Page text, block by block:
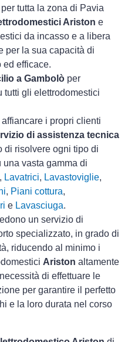
tutta la zona di Pavia
Ariston e
da incasso e a libera
per la sua capacità di
ed efficace.
a Gambolò per
tutti gli elettrodomestici
i propri clienti
di assistenza tecnica
di risolvere ogni tipo di
vasta gamma di
Lavatrici, Lavastoviglie,
, Piani cottura,
e Lavasciuga.
un servizio di
specializzato, in grado di
riducendo al minimo i
Ariston altamente
di effettuare le
per garantire il perfetto
e la loro durata nel corso